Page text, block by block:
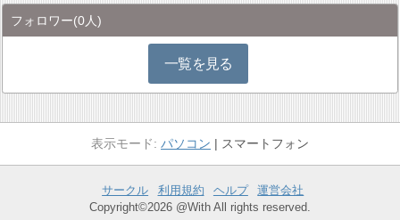
フォロワー(0人)
一覧を見る
パソコン スマートフォン
サークル 利用規約 ヘルプ
運営会社
Copyright©2026 @With All rights reserved.